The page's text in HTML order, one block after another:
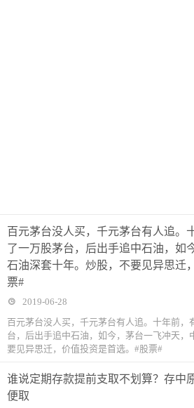
百元茅台没人买，千元茅台有人追。
了一万股茅台，后出手追中石油，如
石油深套十年。炒股，不要见异思迁
票#
2019-06-28
百元茅台没人买，千元茅台有人追。十年前，
台，后出手追中石油，如今，茅台一飞冲天，
要见异思迁，价值投资是首选。#股票#
谁说定期存款提前支取不划算？存中
便取